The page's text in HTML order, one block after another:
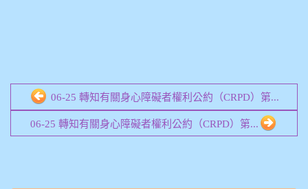
06-25 轉知有關身心障礙者權利公約（CRPD）第...
06-25 轉知有關身心障礙者權利公約（CRPD）第...